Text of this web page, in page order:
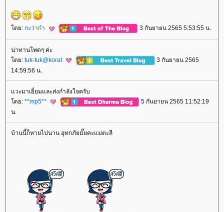
ดย: กะว่าก๋า 3 กันยายน 2565 5:53:55 น.
น่าทานโพดๆ ค่ะ
ดย: tuk-tuk@korat
3 กันยายน 2565
14:59:56 น.
วะมาเยี่ยมและส่งกำลังใจครับ
ดย: **mp5**
5 กันยายน 2565 11:52:19
น.
บ้านนี้ก็หายไปนาน อุทกภัยมั๊ยคะแม่ตะลี